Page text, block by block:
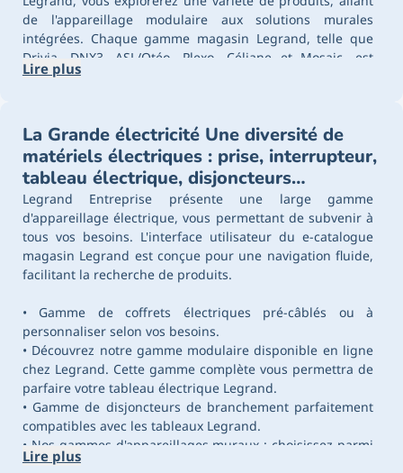
de l'appareillage modulaire aux solutions murales
intégrées. Chaque gamme magasin Legrand, telle que
Drivia, DNX3, ASL/Otéo, Plexo, Céliane et Mosaic, est
conçue pour répondre à des besoins spécifiques, qu'il
Céliane, elles incarnent l'excellence et l'innovation de la
gamme d'appareillage Legrand. Ces gammes,
disponibles dans le catalogue en ligne Legrand, offrent
une variété d'options pour moderniser tout espace de vie
ou de travail.
L’entreprise Legrand se distingue par sa capacité à
fournir une gamme étendue de solutions électriques,
illustrée dans ses catalogues détaillés et ses lignes de
produits avant-gardistes, répondant aux besoins
esthétiques et fonctionnels des clients du monde entier.
Lire plus
La Grande électricité Une diversité de
matériels électriques : prise, interrupteur,
tableau électrique, disjoncteurs…
Legrand Entreprise présente une large gamme
d'appareillage électrique, vous permettant de subvenir à
tous vos besoins. L'interface utilisateur du e-catalogue
magasin Legrand est conçue pour une navigation fluide,
facilitant la recherche de produits.
• Gamme de coffrets électriques pré-câblés ou à
personnaliser selon vos besoins.
• Découvrez notre gamme modulaire disponible en ligne
chez Legrand. Cette gamme complète vous permettra de
parfaire votre tableau électrique Legrand.
• Gamme de disjoncteurs de branchement parfaitement
compatibles avec les tableaux Legrand.
• Nos gammes d'appareillages muraux : choisissez parmi
cinq gammes aux fonctionnalités variées pour répondre à
Lire plus